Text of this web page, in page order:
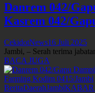
Danrem 042/
Kasrem 042/
CekidotNews16 Juli 2025
Jambi, – Serah terima
BACA JUGA
BeritaDaerahJambiKABAR